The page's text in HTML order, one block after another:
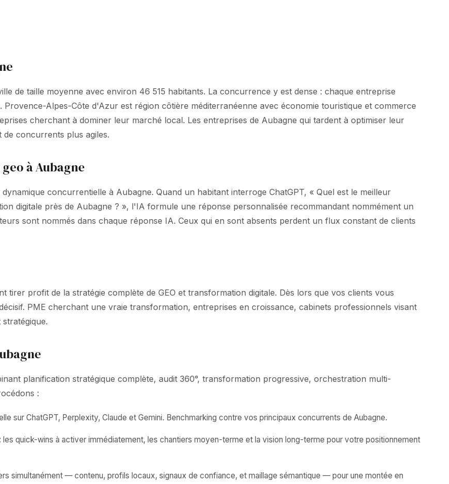
de taille moyenne avec environ 46 515 habitants. La concurrence y est dense : chaque entreprise
Alpes-Côte d'Azur est région côtière méditerranéenne avec économie touristique et commerce
cherchant à dominer leur marché local. Les entreprises de Aubagne qui tardent à optimiser leur
concurrents plus agiles.
à Aubagne
concurrentielle à Aubagne. Quand un habitant interroge ChatGPT, « Quel est le meilleur
digitale près de Aubagne ? », l'IA formule une réponse personnalisée recommandant nommément un
sont nommés dans chaque réponse IA. Ceux qui en sont absents perdent un flux constant de clients
tirer profit de la stratégie complète de GEO et transformation digitale. Dès lors que vos clients vous
PME cherchant une vraie transformation, entreprises en croissance, cabinets professionnels visant
planification stratégique complète, audit 360°, transformation progressive, orchestration multi-
:
sur ChatGPT, Perplexity, Claude et Gemini. Benchmarking contre vos principaux concurrents de Aubagne.
quick-wins à activer immédiatement, les chantiers moyen-terme et la vision long-terme pour votre positionnement
simultanément — contenu, profils locaux, signaux de confiance, et maillage sémantique — pour une montée en